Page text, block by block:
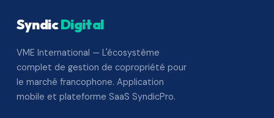
SyndicDigital
VME International — L'écosystème
complet de gestion de copropriété pour
le marché francophone. Application
mobile et plateforme SaaS SyndicPro.